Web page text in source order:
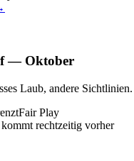
— Oktober
Laub, andere
Fair Play
rechtzeitig vorher